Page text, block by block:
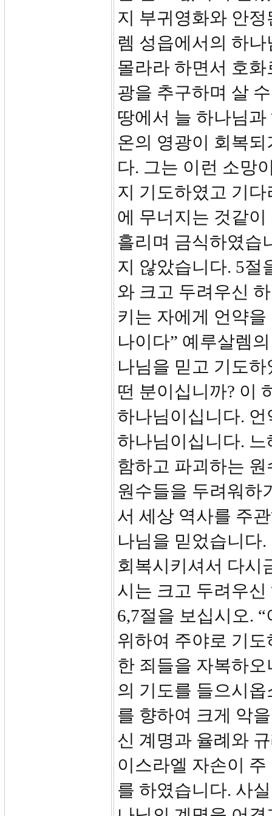
지 부귀영화와 안
렘 성읍에서의 하
몰라라 하면서 호
광을 추구하며 살
땅에서 늘 하나님
온의 영광이 회복
다. 그는 이런 소망
지 기도하였고 기
에 무너지는 것같
흘리며 금식하였습
지 않았습니다. 5절
와 크고 두려우신
키는 자에게 언약
나이다” 예루살렘
나님을 믿고 기도
떤 분이십니까? 이
하나님이십니다.
하나님이십니다.
함하고 파괴하는
원수들을 두려워하
서 세상 역사를 주
나님을 믿었습니다
회복시키셔서 다시
시는 크고 두려우
6,7절을 보십시오.
위하여 주야로 기
한 죄들을 자복하
의 기도를 들으시
를 향하여 크게 악
신 계명과 율례와
이스라엘 자손이
를 하였습니다. 사